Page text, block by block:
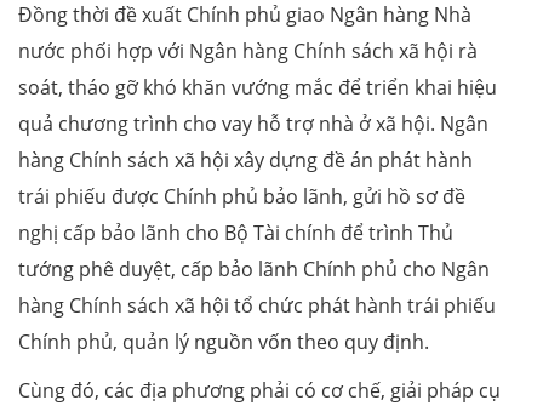
Đồng thời đề xuất Chính phủ giao Ngân hàng Nhà
nước phối hợp với Ngân hàng Chính sách xã hội rà
soát, tháo gỡ khó khăn vướng mắc để triển khai hiệu
quả chương trình cho vay hỗ trợ nhà ở xã hội. Ngân
hàng Chính sách xã hội xây dựng đề án phát hành
trái phiếu được Chính phủ bảo lãnh, gửi hồ sơ đề
nghị cấp bảo lãnh cho Bộ Tài chính để trình Thủ
tướng phê duyệt, cấp bảo lãnh Chính phủ cho Ngân
hàng Chính sách xã hội tổ chức phát hành trái phiếu
Chính phủ, quản lý nguồn vốn theo quy định.
Cùng đó, các địa phương phải có cơ chế, giải pháp cụ